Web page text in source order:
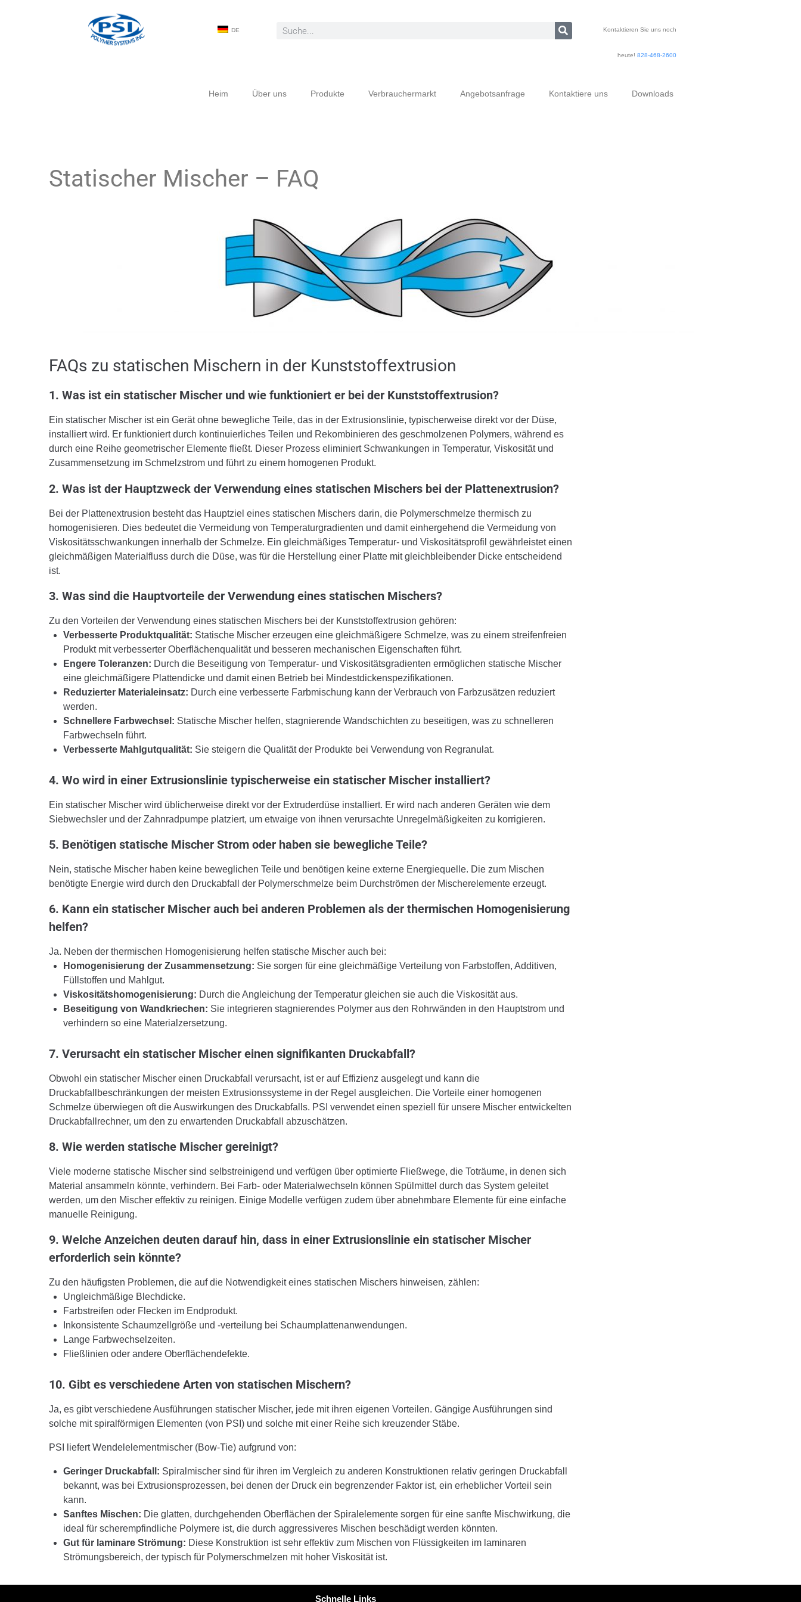
DE Kontaktieren Sie uns noch
heute!828-468-2600
Heim Über uns Produkte Verbrauchermarkt Angebotsanfrage Kontaktiere uns Downloads
Statischer Mischer – FAQ
FAQs zu statischen Mischern in der Kunststoffextrusion
1. Was ist ein statischer Mischer und wie funktioniert er bei der Kunststoffextrusion?
Ein statischer Mischer ist ein Gerät ohne bewegliche Teile, das in der Extrusionslinie, typischerweise direkt vor der Düse,
installiert wird. Er funktioniert durch kontinuierliches Teilen und Rekombinieren des geschmolzenen Polymers, während es
durch eine Reihe geometrischer Elemente fließt. Dieser Prozess eliminiert Schwankungen in Temperatur, Viskosität und
Zusammensetzung im Schmelzstrom und führt zu einem homogenen Produkt.
2. Was ist der Hauptzweck der Verwendung eines statischen Mischers bei der Plattenextrusion?
Bei der Plattenextrusion besteht das Hauptziel eines statischen Mischers darin, die Polymerschmelze thermisch zu
homogenisieren. Dies bedeutet die Vermeidung von Temperaturgradienten und damit einhergehend die Vermeidung von
Viskositätsschwankungen innerhalb der Schmelze. Ein gleichmäßiges Temperatur- und Viskositätsprofil gewährleistet einen
gleichmäßigen Materialfluss durch die Düse, was für die Herstellung einer Platte mit gleichbleibender Dicke entscheidend
ist.
3. Was sind die Hauptvorteile der Verwendung eines statischen Mischers?
Zu den Vorteilen der Verwendung eines statischen Mischers bei der Kunststoffextrusion gehören:
Verbesserte Produktqualität: Statische Mischer erzeugen eine gleichmäßigere Schmelze, was zu einem streifenfreien
Produkt mit verbesserter Oberflächenqualität und besseren mechanischen Eigenschaften führt.
Engere Toleranzen: Durch die Beseitigung von Temperatur- und Viskositätsgradienten ermöglichen statische Mischer
eine gleichmäßigere Plattendicke und damit einen Betrieb bei Mindestdickenspezifikationen.
Reduzierter Materialeinsatz: Durch eine verbesserte Farbmischung kann der Verbrauch von Farbzusätzen reduziert
werden.
Schnellere Farbwechsel: Statische Mischer helfen, stagnierende Wandschichten zu beseitigen, was zu schnelleren
Farbwechseln führt.
Verbesserte Mahlgutqualität: Sie steigern die Qualität der Produkte bei Verwendung von Regranulat.
4. Wo wird in einer Extrusionslinie typischerweise ein statischer Mischer installiert?
Ein statischer Mischer wird üblicherweise direkt vor der Extruderdüse installiert. Er wird nach anderen Geräten wie dem
Siebwechsler und der Zahnradpumpe platziert, um etwaige von ihnen verursachte Unregelmäßigkeiten zu korrigieren.
5. Benötigen statische Mischer Strom oder haben sie bewegliche Teile?
Nein, statische Mischer haben keine beweglichen Teile und benötigen keine externe Energiequelle. Die zum Mischen
benötigte Energie wird durch den Druckabfall der Polymerschmelze beim Durchströmen der Mischerelemente erzeugt.
6. Kann ein statischer Mischer auch bei anderen Problemen als der thermischen Homogenisierung
helfen?
Ja. Neben der thermischen Homogenisierung helfen statische Mischer auch bei:
Homogenisierung der Zusammensetzung: Sie sorgen für eine gleichmäßige Verteilung von Farbstoffen, Additiven,
Füllstoffen und Mahlgut.
Viskositätshomogenisierung: Durch die Angleichung der Temperatur gleichen sie auch die Viskosität aus.
Beseitigung von Wandkriechen: Sie integrieren stagnierendes Polymer aus den Rohrwänden in den Hauptstrom und
verhindern so eine Materialzersetzung.
7. Verursacht ein statischer Mischer einen signifikanten Druckabfall?
Obwohl ein statischer Mischer einen Druckabfall verursacht, ist er auf Effizienz ausgelegt und kann die
Druckabfallbeschränkungen der meisten Extrusionssysteme in der Regel ausgleichen. Die Vorteile einer homogenen
Schmelze überwiegen oft die Auswirkungen des Druckabfalls. PSI verwendet einen speziell für unsere Mischer entwickelten
Druckabfallrechner, um den zu erwartenden Druckabfall abzuschätzen.
8. Wie werden statische Mischer gereinigt?
Viele moderne statische Mischer sind selbstreinigend und verfügen über optimierte Fließwege, die Toträume, in denen sich
Material ansammeln könnte, verhindern. Bei Farb- oder Materialwechseln können Spülmittel durch das System geleitet
werden, um den Mischer effektiv zu reinigen. Einige Modelle verfügen zudem über abnehmbare Elemente für eine einfache
manuelle Reinigung.
9. Welche Anzeichen deuten darauf hin, dass in einer Extrusionslinie ein statischer Mischer
erforderlich sein könnte?
Zu den häufigsten Problemen, die auf die Notwendigkeit eines statischen Mischers hinweisen, zählen:
Ungleichmäßige Blechdicke.
Farbstreifen oder Flecken im Endprodukt.
Inkonsistente Schaumzellgröße und -verteilung bei Schaumplattenanwendungen.
Lange Farbwechselzeiten.
Fließlinien oder andere Oberflächendefekte.
10. Gibt es verschiedene Arten von statischen Mischern?
Ja, es gibt verschiedene Ausführungen statischer Mischer, jede mit ihren eigenen Vorteilen. Gängige Ausführungen sind
solche mit spiralförmigen Elementen (von PSI) und solche mit einer Reihe sich kreuzender Stäbe.
PSI liefert Wendelelementmischer (Bow-Tie) aufgrund von:
Geringer Druckabfall: Spiralmischer sind für ihren im Vergleich zu anderen Konstruktionen relativ geringen Druckabfall
bekannt, was bei Extrusionsprozessen, bei denen der Druck ein begrenzender Faktor ist, ein erheblicher Vorteil sein
kann.
Sanftes Mischen: Die glatten, durchgehenden Oberflächen der Spiralelemente sorgen für eine sanfte Mischwirkung, die
ideal für scherempfindliche Polymere ist, die durch aggressiveres Mischen beschädigt werden könnten.
Gut für laminare Strömung: Diese Konstruktion ist sehr effektiv zum Mischen von Flüssigkeiten im laminaren
Strömungsbereich, der typisch für Polymerschmelzen mit hoher Viskosität ist.
Schnelle Links